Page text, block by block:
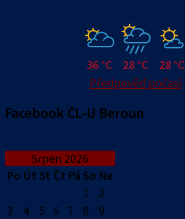
36 °C 28 °C
28 °C
Předpověď počasí
Facebook ČL-U Beroun
Srpen 2026
Po Út St Čt Pá So Ne
1
2
3
4 5 6 7 8
9